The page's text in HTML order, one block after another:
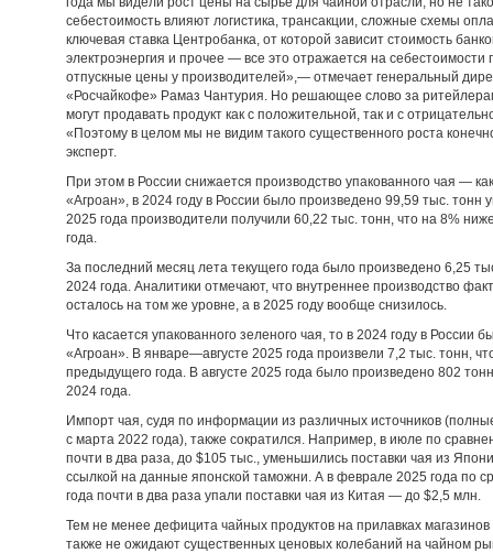
себестоимость влияют логистика, трансакции, сложные схемы
ключевая ставка Центробанка, от которой зависит стоимость
электроэнергия и прочее — все это отражается на
отпускные цены у производителей»,— отмечает генеральный
«Росчайкофе» Рамаз Чантурия. Но решающее слово за
могут продавать продукт как с положительной, так и с
«Поэтому в целом мы не видим такого существенного роста
эксперт.
При этом в России снижается производство упакованного чая —
«Агроан», в 2024 году в России было произведено 99,59 тыс. тонн
2025 года производители получили 60,22 тыс. тонн, что на 8%
года.
За последний месяц лета текущего года было произведено 6,25
2024 года. Аналитики отмечают, что внутреннее производство
осталось на том же уровне, а в 2025 году вообще снизилось.
Что касается упакованного зеленого чая, то в 2024 году в
«Агроан». В январе—августе 2025 года произвели 7,2 тыс. тонн,
предыдущего года. В августе 2025 года было произведено 802
2024 года.
Импорт чая, судя по информации из различных источников
с марта 2022 года), также сократился. Например, в июле по
почти в два раза, до $105 тыс., уменьшились поставки чая из
ссылкой на данные японской таможни. А в феврале 2025 года по
года почти в два раза упали поставки чая из Китая — до $2,5 млн.
Тем не менее дефицита чайных продуктов на прилавках магазинов
также не ожидают существенных ценовых колебаний на чайном